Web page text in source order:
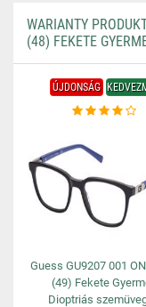
WARIANTY
(48) FEKETE
ÚJDONSÁG
Guess GU9207 001
(49) Fekete
Dioptriás